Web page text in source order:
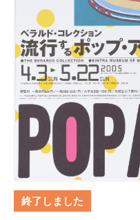
終了しました